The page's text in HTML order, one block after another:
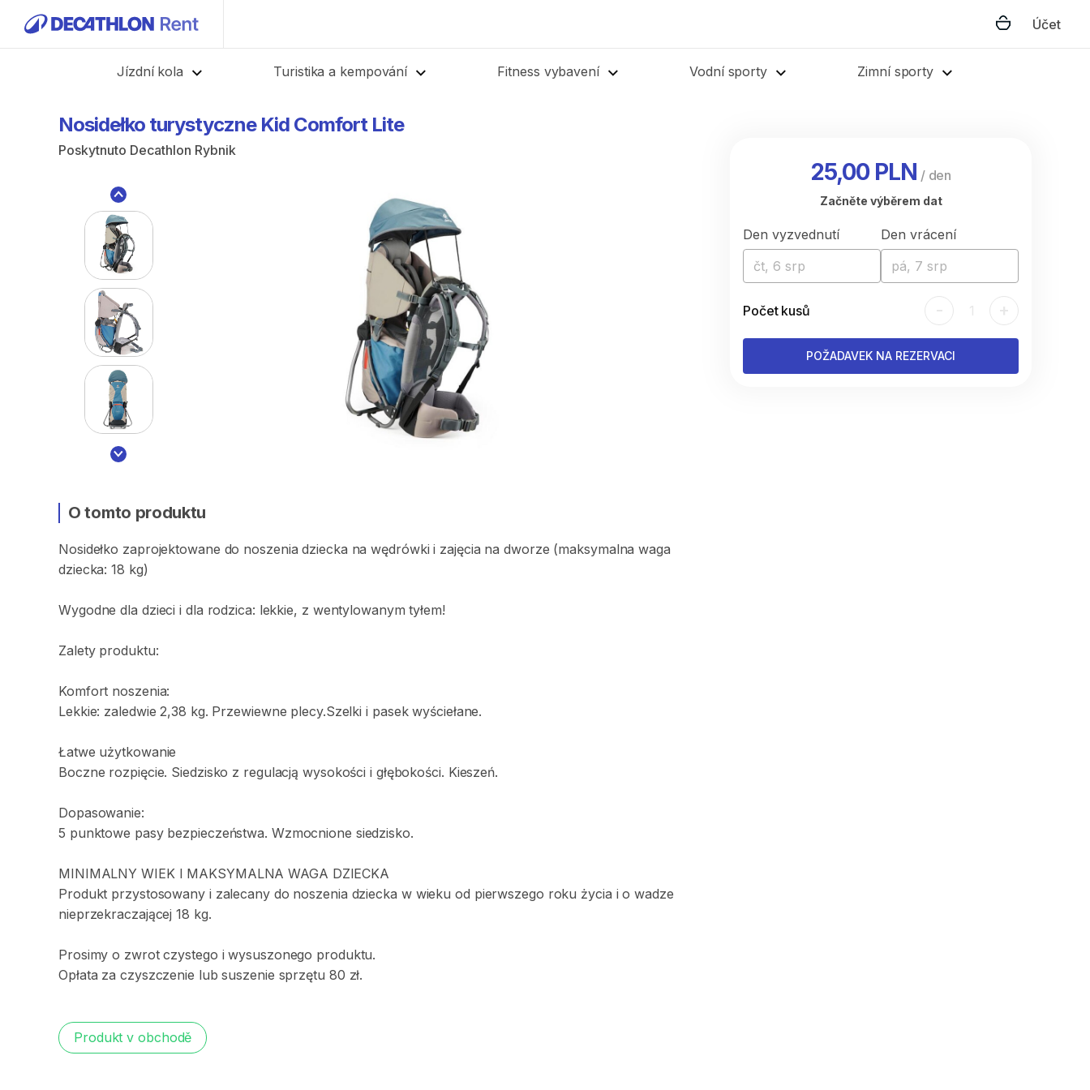
Účet
Jízdní kola Turistika a kempování Fitness vybavení Vodní sporty Zimní sporty
Nosidełko turystyczne Kid Comfort Lite
Poskytnuto Decathlon Rybnik
O tomto produktu
Nosidełko zaprojektowane do noszenia dziecka na wędrówki i zajęcia na dworze (maksymalna waga
dziecka: 18 kg)
Wygodne dla dzieci i dla rodzica: lekkie​,​ z wentylowanym tyłem!
Zalety produktu:
Komfort noszenia:
Lekkie: zaledwie 2​,​38 kg. Przewiewne plecy.Szelki i pasek wyściełane.
Łatwe użytkowanie
Boczne rozpięcie. Siedzisko z regulacją wysokości i głębokości. Kieszeń.
Dopasowanie:
5 punktowe pasy bezpieczeństwa. Wzmocnione siedzisko.
MINIMALNY WIEK I MAKSYMALNA WAGA DZIECKA
Produkt przystosowany i zalecany do noszenia dziecka w wieku od pierwszego roku życia i o wadze
nieprzekraczającej 18 kg.
Prosimy o zwrot czystego i wysuszonego produktu.
Opłata za czyszczenie lub suszenie sprzętu 80 zł.
Produkt v obchodě
25,00 PLN / den
Začněte výběrem dat
Den vyzvednutí
čt, 6 srp
Den vrácení
pá, 7 srp
Počet kusů - 1 +
POŽADAVEK NA REZERVACI